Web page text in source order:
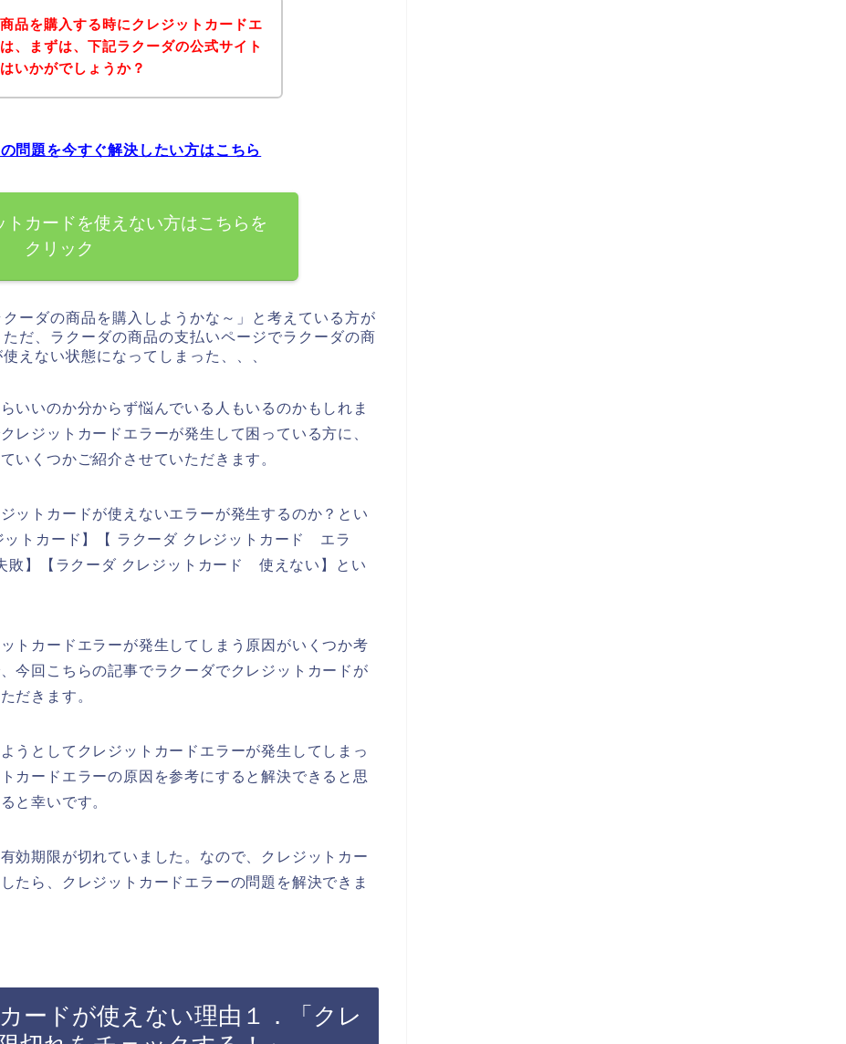
品を購入する時にクレジットカードエ
、まずは、下記ラクーダの公式サイト
いかがでしょうか？
問題を今すぐ解決したい方はこちら
トカードを使えない方はこちらを
クリック
ーダの商品を購入しようかな～」と考えている方が
だ、ラクーダの商品の支払いページでラクーダの商
えない状態になってしまった、、、
いいのか分からず悩んでいる人もいるのかもしれま
レジットカードエラーが発生して困っている方に、
いくつかご紹介させていただきます。
ットカードが使えないエラーが発生するのか？とい
ットカード】【 ラクーダ クレジットカード エラ
】【ラクーダ クレジットカード 使えない】とい
トカードエラーが発生してしまう原因がいくつか考
今回こちらの記事でラクーダでクレジットカードが
だきます。
うとしてクレジットカードエラーが発生してしまっ
カードエラーの原因を参考にすると解決できると思
と幸いです。
効期限が切れていました。なので、クレジットカー
たら、クレジットカードエラーの問題を解決できま
ードが使えない理由１．「クレ